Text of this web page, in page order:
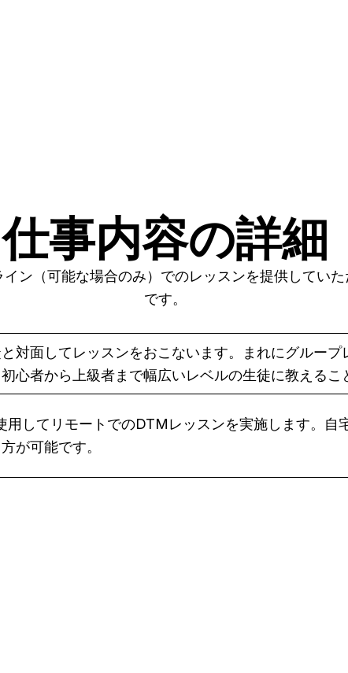
仕事内容の詳細
ン（可能な場合のみ）でのレッスンを提供してい
です。
対面してレッスンをおこないます。まれにグルー
心者から上級者まで幅広いレベルの生徒に教えるこ
してリモートでのDTMレッスンを実施します。自
が可能です。